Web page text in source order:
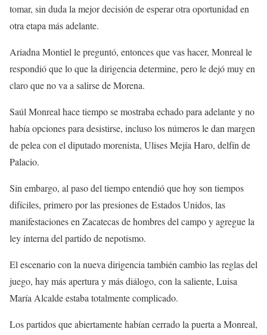
tomar, sin duda la mejor decisión de esperar otra oportunidad en
otra etapa más adelante.
Ariadna Montiel le preguntó, entonces que vas hacer, Monreal le
respondió que lo que la dirigencia determine, pero le dejó muy en
claro que no va a salirse de Morena.
Saúl Monreal hace tiempo se mostraba echado para adelante y no
había opciones para desistirse, incluso los números le dan margen
de pelea con el diputado morenista, Ulises Mejía Haro, delfín de
Palacio.
Sin embargo, al paso del tiempo entendió que hoy son tiempos
difíciles, primero por las presiones de Estados Unidos, las
manifestaciones en Zacatecas de hombres del campo y agregue la
ley interna del partido de nepotismo.
El escenario con la nueva dirigencia también cambio las reglas del
juego, hay más apertura y más diálogo, con la saliente, Luisa
María Alcalde estaba totalmente complicado.
Los partidos que abiertamente habían cerrado la puerta a Monreal,